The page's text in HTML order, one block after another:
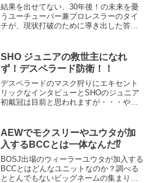
結果を出せてない、30年後！の未来を憂
うユーチューバー兼プロレスラーのタイ
チが、現状打破のために導き出した答え
SHO ジュニアの救世主になれ
ず！デスペラード防衛！！
デスペラードのマスク狩りにエキセント
リックなインタビューとSHOのジュニア
初戴冠は目前と思われますが・・・やは
AEWでモクスリーやユウタが加
入するBCCとは一体なんだ⁉︎
BOSJ出場のウィーラーユウタが加入する
BCCとはどんなユニットなのか？調べる
ととんでもないビッグネームの集まりだ